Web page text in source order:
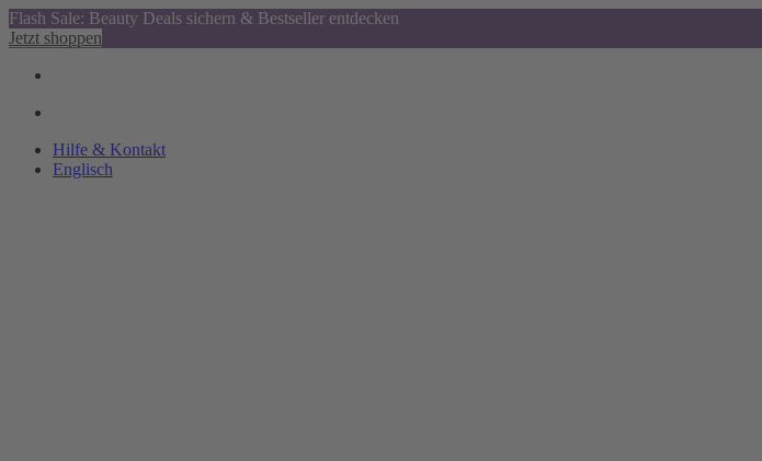
Flash Sale: Beauty Deals sichern & Bestseller entdecken
Jetzt shoppen
Hilfe & Kontakt
Englisch